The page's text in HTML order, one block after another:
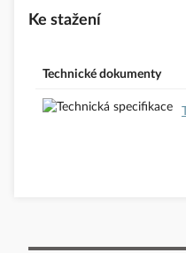
Ke stažení
Technické dokumenty